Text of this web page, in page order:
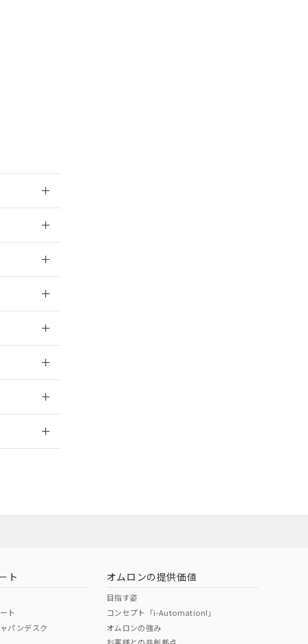
ト
ト
パンデスク
オムロンの提供価値
目指す姿
コンセプト「i-Automation!」
オムロンの強み